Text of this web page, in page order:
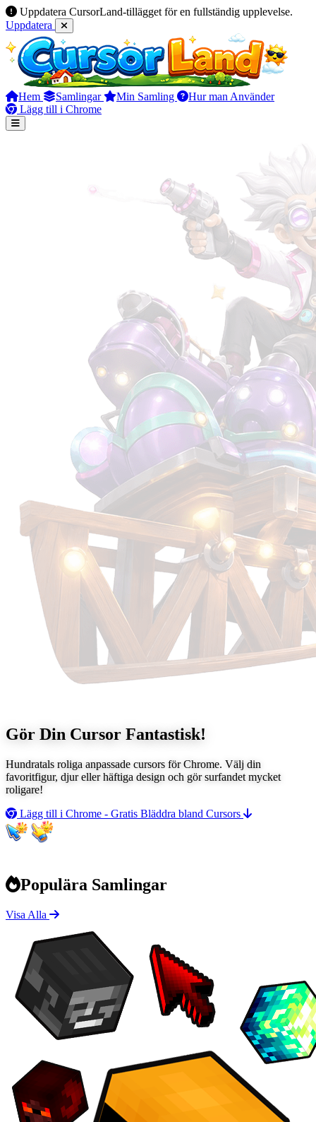
Uppdatera CursorLand-tillägget för en fullständig upplevelse.
Uppdatera
Hem Samlingar Min Samling
Hur man Använder
Lägg till i Chrome
Gör Din Cursor Fantastisk!
Hundratals roliga anpassade cursors för Chrome. Välj din
favoritfigur, djur eller häftiga design och gör surfandet mycket
roligare!
Lägg till i Chrome - Gratis Bläddra bland Cursors
Populära Samlingar
Visa Alla